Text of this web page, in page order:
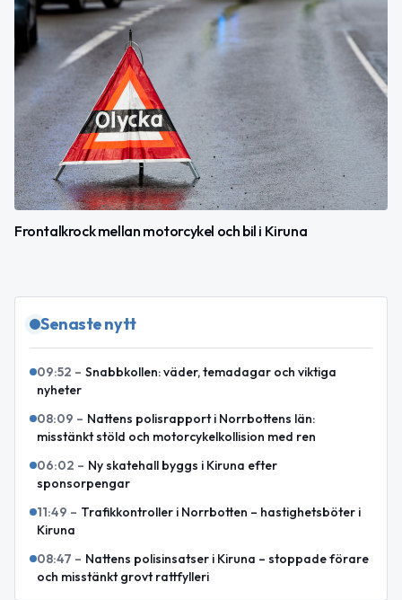
Frontalkrock mellan motorcykel och bil i Kiruna
Senaste nytt
09:52 – Snabbkollen: väder, temadagar och viktiga
nyheter
08:09 – Nattens polisrapport i Norrbottens län:
misstänkt stöld och motorcykelkollision med ren
06:02 – Ny skatehall byggs i Kiruna efter
sponsorpengar
11:49 – Trafikkontroller i Norrbotten – hastighetsböter i
Kiruna
08:47 – Nattens polisinsatser i Kiruna – stoppade förare
och misstänkt grovt rattfylleri